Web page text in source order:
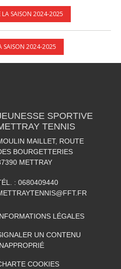
LA SAISON 2024-2025
SAISON 2024-2025
SPORTIVE
TENNIS
MAILLET, ROUTE
BOURGETTERIES
METTRAY
: 0680409440
LÉGALES
UN CONTENU
COOKIES